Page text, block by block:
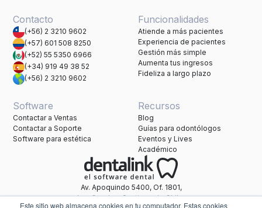
Este sitio web almacena cookies en tu computador. Estas cookies
Av. Apoquindo 5400, Of. 1801,
Las Condes, Santiago de Chile.
Contacto
(+56) 2 3210 9602
(+57) 601 508 8250
(+52) 55 5350 6966
(+34) 919 49 38 52
(+56) 2 3210 9602
Funcionalidades
Atiende a más pacientes
Experiencia de pacientes
Gestión más simple
Aumenta tus ingresos
Fideliza a largo plazo
Software
Contactar a Ventas
Contactar a Soporte
Software para estética
Recursos
Blog
Guías para odontólogos
Eventos y Lives
Académico